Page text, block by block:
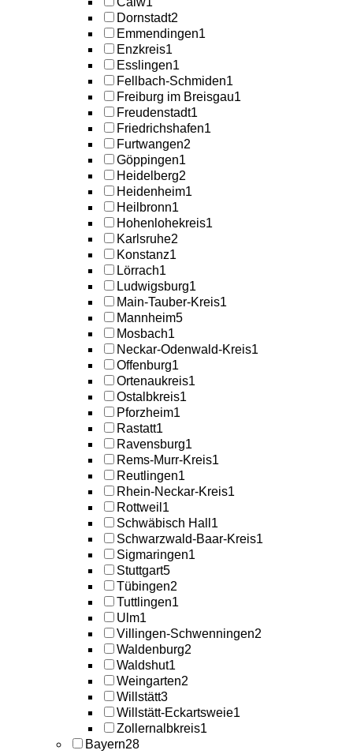
Dornstadt2
Emmendingen1
Enzkreis1
Esslingen1
Fellbach-Schmiden1
Freiburg im Breisgau1
Freudenstadt1
Friedrichshafen1
Furtwangen2
Göppingen1
Heidelberg2
Heidenheim1
Heilbronn1
Hohenlohekreis1
Karlsruhe2
Konstanz1
Lörrach1
Ludwigsburg1
Main-Tauber-Kreis1
Mannheim5
Mosbach1
Neckar-Odenwald-Kreis1
Offenburg1
Ortenaukreis1
Ostalbkreis1
Pforzheim1
Rastatt1
Ravensburg1
Rems-Murr-Kreis1
Reutlingen1
Rhein-Neckar-Kreis1
Rottweil 1
Schwäbisch Hall 1
Schwarzwald-Baar-Kreis1
Sigmaringen1
Stuttgart5
Tübingen2
Tuttlingen1
Ulm1
Villingen-Schwenningen2
Waldenburg2
Waldshut1
Weingarten2
Willstätt3
Willstätt-Eckartsweie1
Zollernalbkreis1
Bayern28